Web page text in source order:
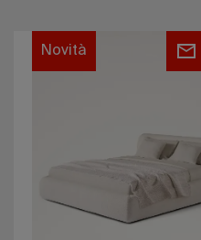
RENÉ
Novità